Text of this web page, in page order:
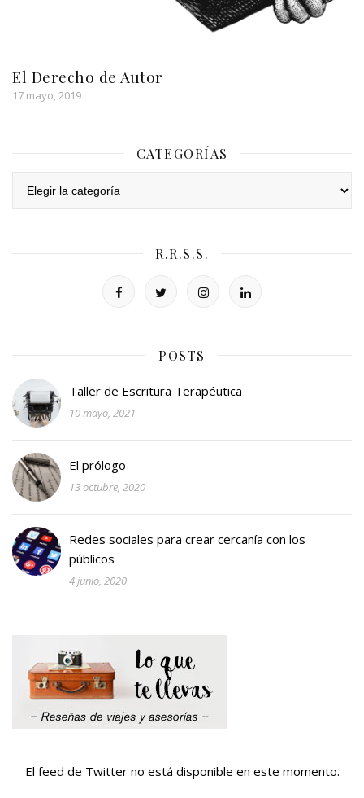
El Derecho de Autor
17 mayo, 2019
CATEGORÍAS
R.R.S.S.
POSTS
Taller de Escritura Terapéutica
10 mayo, 2021
El prólogo
13 octubre, 2020
Redes sociales para crear cercanía con los
públicos
4 junio, 2020
El feed de Twitter no está disponible en este momento.